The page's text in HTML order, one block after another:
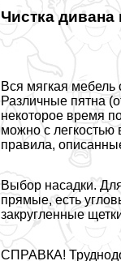
Чистка дивана
Вся мягкая мебель
Различные пятна
некоторое время
можно с легкостью
правила,
Выбор насадки.
прямые, есть
закругленные
СПРАВКА!